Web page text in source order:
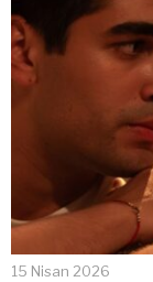
15 Nisan 2026